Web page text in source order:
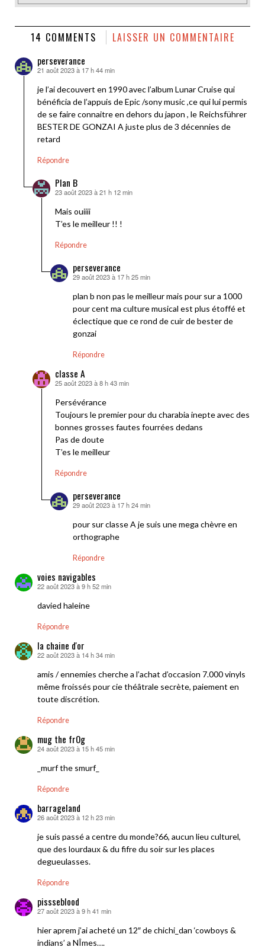
14 COMMENTS LAISSER UN COMMENTAIRE
perseverance
dit :
21 août 2023 à 17 h 44 min
je l’ai decouvert en 1990 avec l’album Lunar Cruise qui
bénéficia de l’appuis de Epic /sony music ,ce qui lui permis
de se faire connaitre en dehors du japon , le Reichsführer
BESTER DE GONZAI A juste plus de 3 décennies de
retard
Répondre
Plan B
dit :
23 août 2023 à 21 h 12 min
Mais ouiiii
T’es le meilleur !! !
Répondre
perseverance
dit :
29 août 2023 à 17 h 25 min
plan b non pas le meilleur mais pour sur a 1000
pour cent ma culture musical est plus étoffé et
éclectique que ce rond de cuir de bester de
gonzai
Répondre
classe A
dit :
25 août 2023 à 8 h 43 min
Persévérance
Toujours le premier pour du charabia inepte avec des
bonnes grosses fautes fourrées dedans
Pas de doute
T’es le meilleur
Répondre
perseverance
dit :
29 août 2023 à 17 h 24 min
pour sur classe A je suis une mega chèvre en
orthographe
Répondre
voies navigables
dit :
22 août 2023 à 9 h 52 min
davied haleine
Répondre
la chaine d'or
dit :
22 août 2023 à 14 h 34 min
amis / ennemies cherche a l’achat d’occasion 7.000 vinyls
même froissés pour cie théâtrale secrète, paiement en
toute discrétion.
Répondre
mug the frOg
dit :
24 août 2023 à 15 h 45 min
_murf the smurf_
Répondre
barrageland
dit :
26 août 2023 à 12 h 23 min
je suis passé a centre du monde?66, aucun lieu culturel,
que des lourdaux & du fifre du soir sur les places
degueulasses.
Répondre
pissseblood
dit :
27 août 2023 à 9 h 41 min
hier aprem j’ai acheté un 12″ de chichi_dan ‘cowboys &
indians’ a NÎmes….